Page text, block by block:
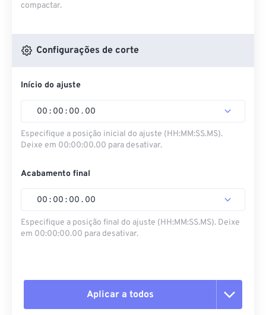
compactar.
Configurações de corte
Início do ajuste
00 : 00 : 00 . 00
Especifique a posição inicial do ajuste (HH:MM:SS.MS).
Deixe em 00:00:00.00 para desativar.
Acabamento final
00 : 00 : 00 . 00
Especifique a posição final do ajuste (HH:MM:SS.MS). Deixe
em 00:00:00.00 para desativar.
Aplicar a todos